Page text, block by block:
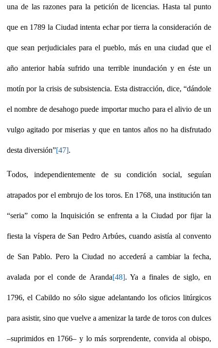
una de las razones para la petición de licencias. Hasta tal punto
que en 1789 la Ciudad intenta echar por tierra la consideración de
que sean perjudiciales para el pueblo, más en una ciudad que el
año anterior había sufrido una terrible inundación y en éste un
motín por la crisis de subsistencia. Esta distracción, dice, “dándole
el nombre de desahogo puede importar mucho para el alivio de un
vulgo agitado por miserias y que en tantos años no ha disfrutado
desta diversión”[47].
Todos, independientemente de su condición social, seguían
atrapados por el embrujo de los toros. En 1768, una institución tan
“seria” como la Inquisición se enfrenta a la Ciudad por fijar la
fiesta la víspera de San Pedro Arbúes, cuando asistía al convento
de San Pablo. Pero la Ciudad no accederá a cambiar la fecha,
avalada por el conde de Aranda[48]. Ya a finales de siglo, en
1796, el Cabildo no sólo sigue adelantando los oficios litúrgicos
para asistir, sino que vuelve a amenizar la tarde de toros con dulces
–suprimidos en 1766– y lo más sorprendente, convida al obispo,